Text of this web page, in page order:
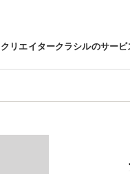
クリエイタークラシルのサービ